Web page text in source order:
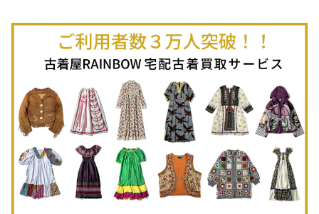
古着長袖ポロシャツ
古着スウェット
古着パーカー
古着タンクトップ
古着羽織り